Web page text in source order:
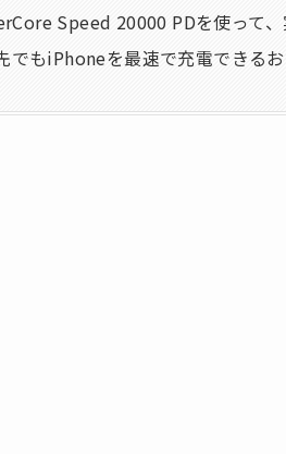
Speed 20000 PDを使って
でもiPhoneを最速で充電できる